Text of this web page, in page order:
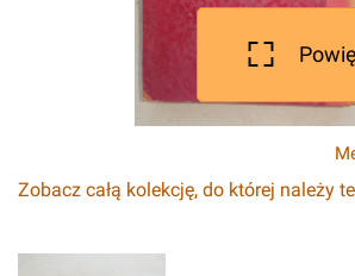
Zobacz całą kolekcję, do której należy